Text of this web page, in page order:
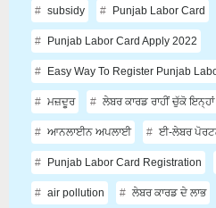
subsidy Punjab Labor Card
Punjab Labor Card Apply 2022
Easy Way To Register Punjab
ਮਜ਼ਦੂਰ ਲੇਬਰ ਕਾਰਡ ਰਾਹੀਂ ਚੁੱਕੋ ਇਨ੍ਹਾਂ
ਆਨਲਾਈਨ ਅਪਲਾਈ ਈ-ਲੇਬਰ
Punjab Labor Card Registration
air pollution ਲੇਬਰ ਕਾਰਡ ਦੇ ਲਾਭ